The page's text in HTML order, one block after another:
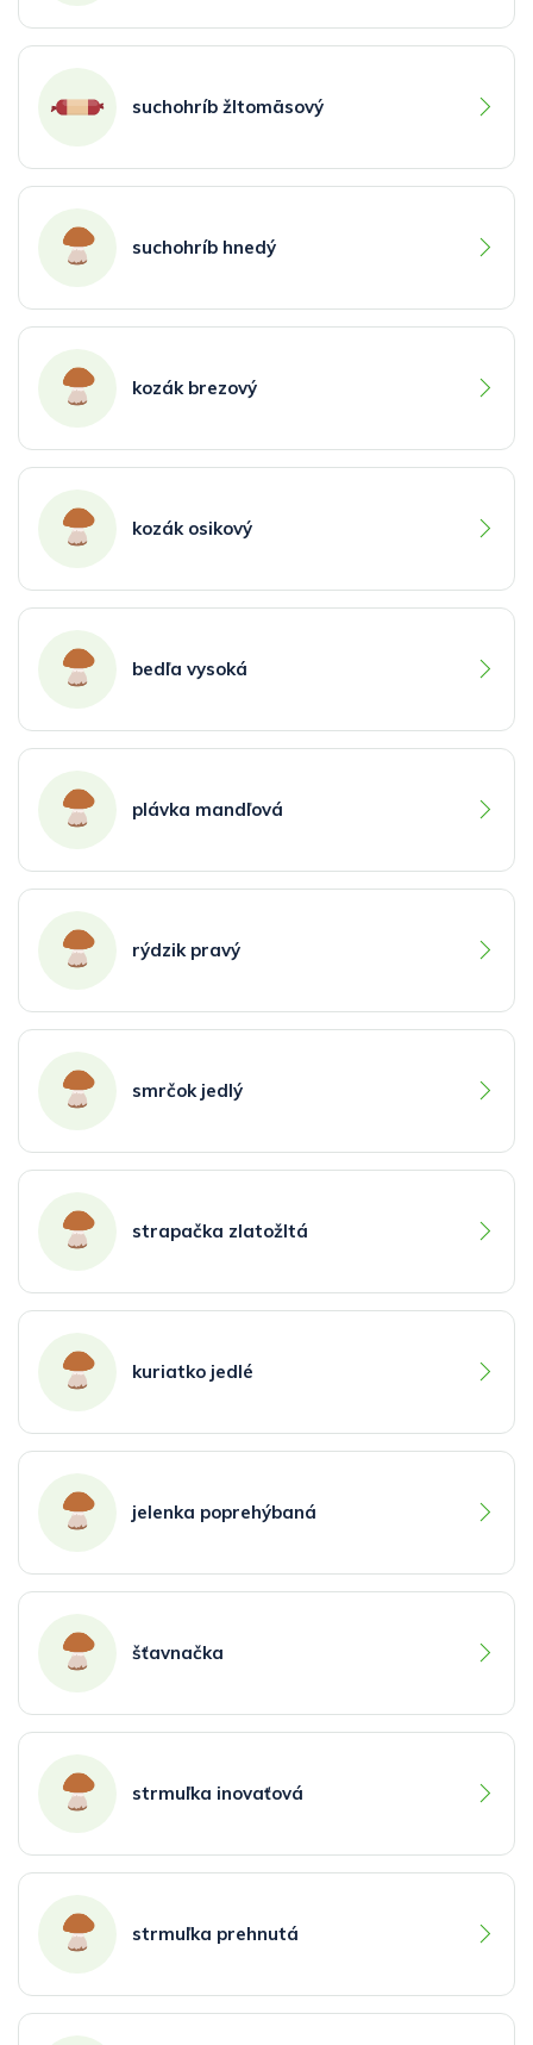
suchohríb žltomäsový
suchohríb hnedý
kozák brezový
kozák osikový
bedľa vysoká
plávka mandľová
rýdzik pravý
smrčok jedlý
strapačka zlatožltá
kuriatko jedlé
jelenka poprehýbaná
šťavnačka
strmuľka inovaťová
strmuľka prehnutá